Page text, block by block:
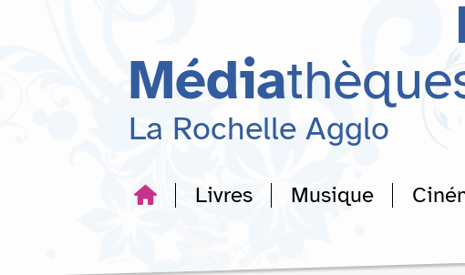
recherche
Média
La Rochelle Agglo
Livres Musique